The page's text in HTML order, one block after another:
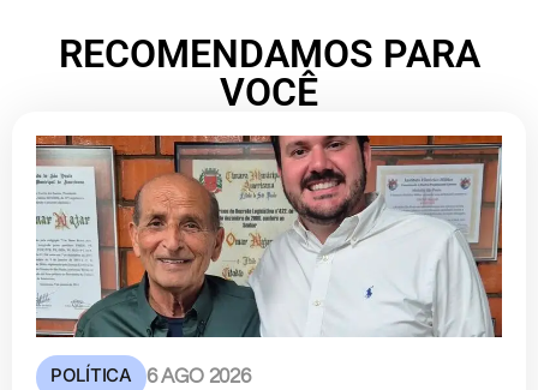
RECOMENDAMOS PARA
VOCÊ
POLÍTICA 6 AGO 2026